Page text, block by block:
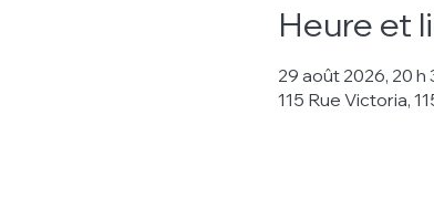
Heure et
29 août 2026, 20 h
115 Rue Victoria,